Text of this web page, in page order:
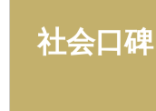
社会口碑